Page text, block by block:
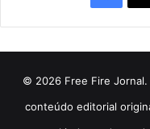
© 2026 Free Fire
conteúdo editorial